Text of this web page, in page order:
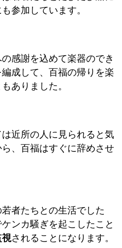
参加しています。
感謝を込めて楽器のでき
成して、百福の帰りを楽
ありました。
近所の人に見られると気
、百福はすぐに辞めさせ
者たちとの生活でした
ンカ騒ぎを起こしたこと
視されることになります。